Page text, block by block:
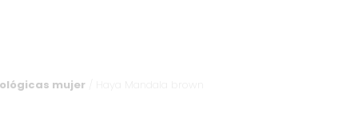
mujer